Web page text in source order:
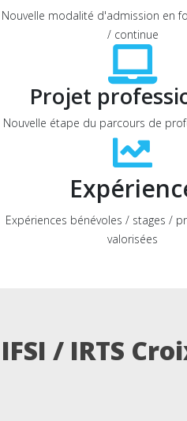
Nouvelle modalité d'admission en
/ continue
Projet
Nouvelle étape du parcours de
Expériences bénévoles / stages /
valorisées
IFSI / IRTS